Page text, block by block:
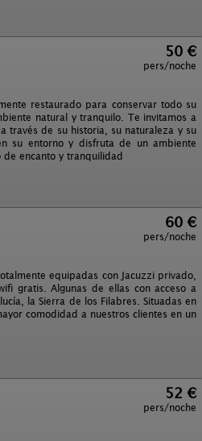
50 €
pers/noche
restaurado para conservar todo su
natural y tranquilo. Te invitamos a
través de su historia, su naturaleza y su
su entorno y disfruta de un ambiente
de encanto y tranquilidad
60 €
pers/noche
equipadas con Jacuzzi privado,
gratis. Algunas de ellas con acceso a
la Sierra de los Filabres. Situadas en
comodidad a nuestros clientes en un
52 €
pers/noche